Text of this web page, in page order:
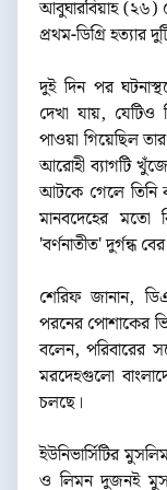
আবুঘারবিয়াহ (২৬)
প্রথম-ডিগ্রি হত্যার
দুই দিন পর
দেখা যায়, যেটিও
পাওয়া গিয়েছিল
আরোহী ব্যাগটি
আটকে গেলে তিনি
মানবদেহের মতো
'বর্ণনাতীত' দুর্গন্ধ
শেরিফ জানান,
পরনের পোশাকের
বলেন, পরিবারের
মরদেহগুলো
চলছে।
ইউনিভার্সিটির
ও লিমন দুজনই